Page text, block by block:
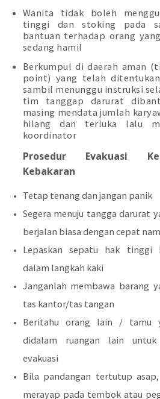
Wanita tidak boleh
tinggi dan stoking pada
bantuan terhadap orang
sedang hamil
Berkumpul di daerah aman
point) yang telah
sambil menunggu instruksi
tim tanggap darurat
masing mendata jumlah
hilang dan terluka lalu
koordinator
Prosedur Evakuasi
Kebakaran
Tetap tenang dan jangan panik
Segera menuju tangga darurat
berjalan biasa dengan cepat
Lepaskan sepatu hak tinggi
dalam langkah kaki
Janganlah membawa barang
tas kantor/tas tangan
Beritahu orang lain / tamu
didalam ruangan lain untuk
evakuasi
Bila pandangan tertutup
merayap pada tembok atau